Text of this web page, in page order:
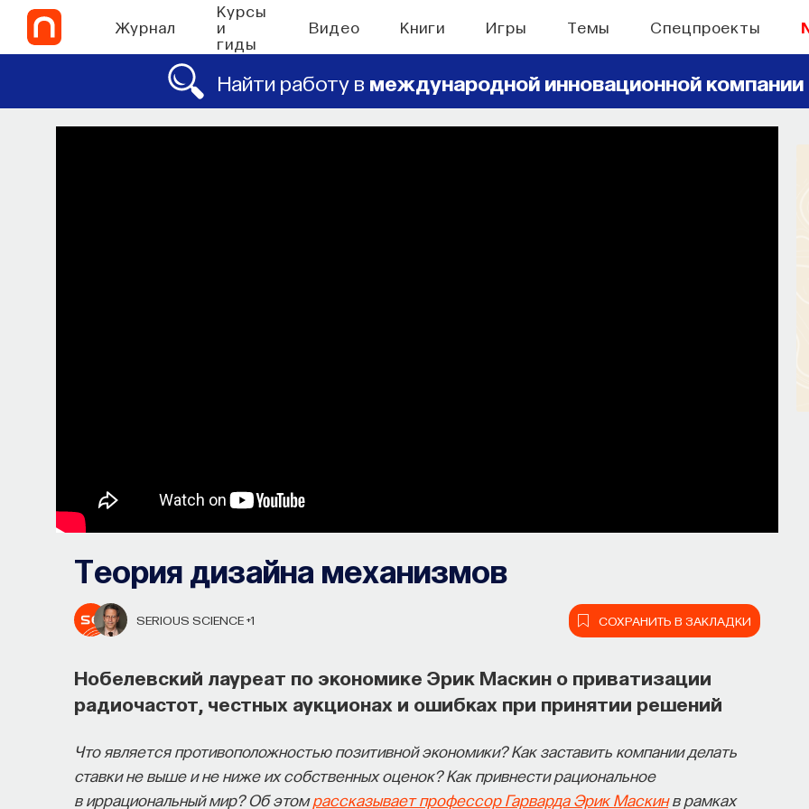
Журнал
Курсы
и
гиды
Видео Книги Игры Темы Спецпроекты
Найти работу в международной инновационной компании
Теория дизайна механизмов
SERIOUS SCIENCE+1 СОХРАНИТЬ В ЗАКЛАДКИ
Нобелевский лауреат по экономике Эрик Маскин о приватизации
радиочастот, честных аукционах и ошибках при принятии решений
Что является противоположностью позитивной экономики? Как заставить компании делать
ставки не выше и не ниже их собственных оценок? Как привнести рациональное
в иррациональный мир? Об этомрассказывает профессор Гарварда Эрик Маскинв рамках
Почти треть жизни мы тратим на сон, но как он работает и можно ли